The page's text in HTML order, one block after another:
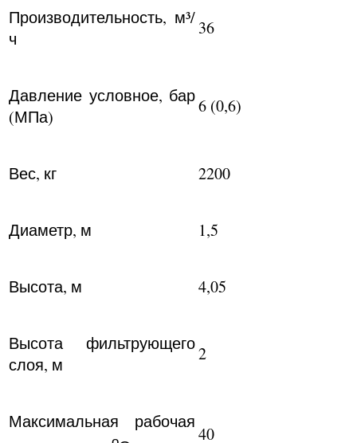
Производительность, м³/
ч
36
Давление условное, бар
(МПа)
6 (0,6)
Вес, кг 2200
Диаметр, м 1,5
Высота, м 4,05
Высота фильтрующего
слоя, м
2
Максимальная рабочая
40